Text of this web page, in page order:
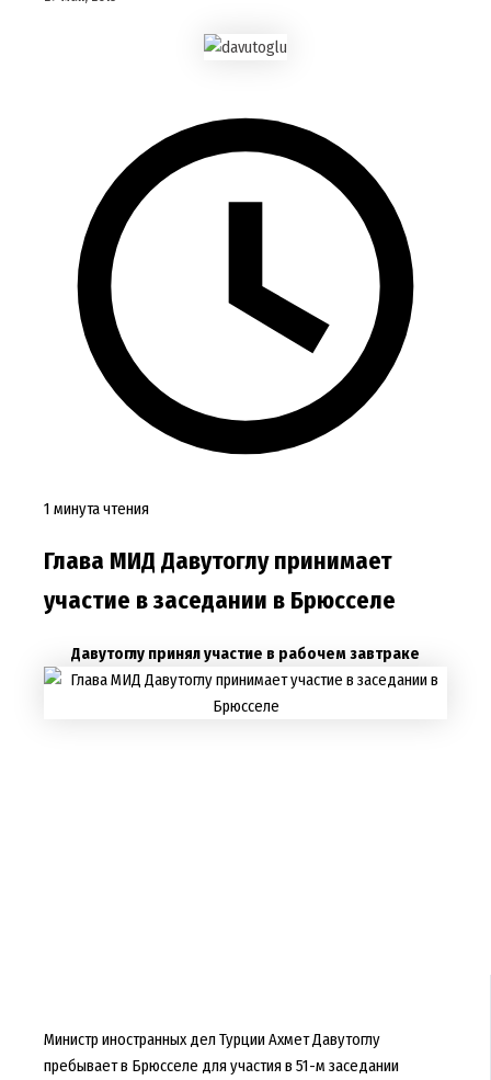
1 минута чтения
Глава МИД Давутоглу принимает
участие в заседании в Брюсселе
Давутоглу принял участие в рабочем завтраке
Министр иностранных дел Турции Ахмет Давутоглу
пребывает в Брюсселе для участия в 51-м заседании